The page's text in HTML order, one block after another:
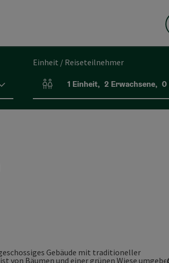
Einheit / Reiseteilnehmer
Einheitenanzahl und Personenfelder
1 Einheit, 2 Erwachsene, 0